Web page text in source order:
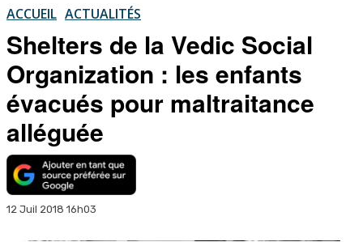
ACCUEIL ACTUALITÉS
Shelters de la Vedic Social
Organization : les enfants
évacués pour maltraitance
alléguée
12 Juil 2018 16h03